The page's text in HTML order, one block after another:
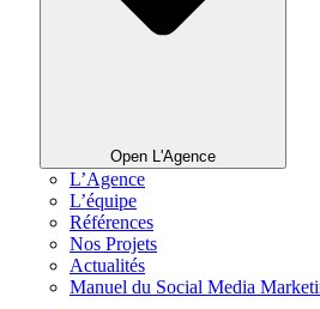
Open L'Agence
L’Agence
L’équipe
Références
Nos Projets
Actualités
Manuel du Social Media